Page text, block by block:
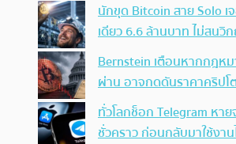
นักขุด Bitcoin สาย Solo
เดียว 6.6 ล้านบาท ไม่สนวิ
Bernstein เตือนหากกฎหม
ผ่าน อาจกดดันราคาคริปโ
ทั่วโลกช็อก Telegram หา
ชั่วคราว ก่อนกลับมาใช้งา